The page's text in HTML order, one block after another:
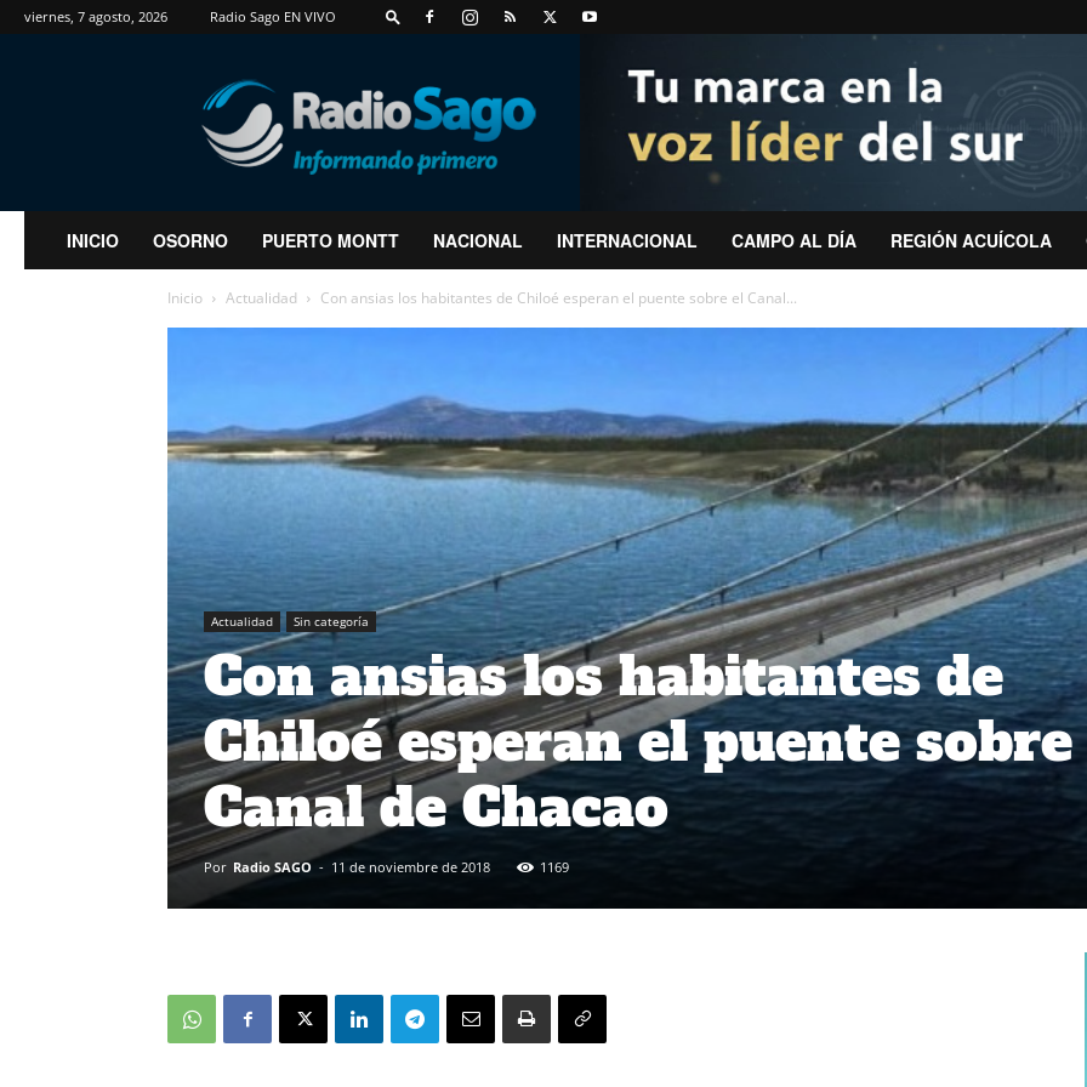
viernes, 7 agosto, 2026 Radio Sago EN VIVO
RadioSago
INICIO OSORNO PUERTO MONTT NACIONAL INTERNACIONAL CAMPO AL DÍA REGIÓN ACUÍCOLA
Inicio Actualidad Con ansias los habitantes de Chiloé esperan el puente sobre el Canal...
Actualidad Sin categoría
Con ansias los habitantes de
Chiloé esperan el puente
Canal de Chacao
Por Radio SAGO - 11 de noviembre de 2018 1169